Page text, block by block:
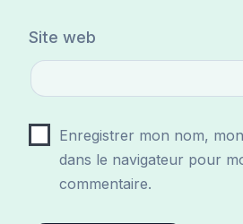
Site web
Enregistrer mon nom,
dans le navigateur pour
commentaire.